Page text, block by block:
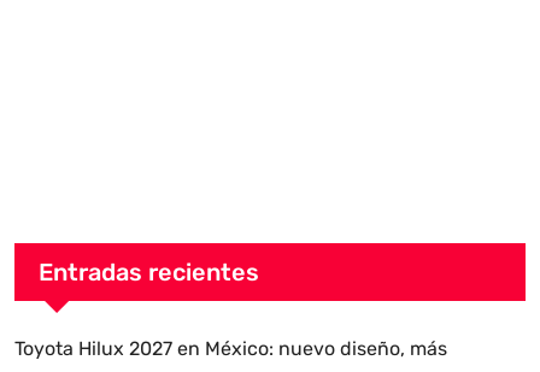
Entradas recientes
Toyota Hilux 2027 en México: nuevo diseño, más